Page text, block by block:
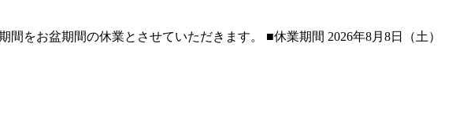
をお盆期間の休業とさせていただきます。 ■休業期間 2026年8月8日（土）